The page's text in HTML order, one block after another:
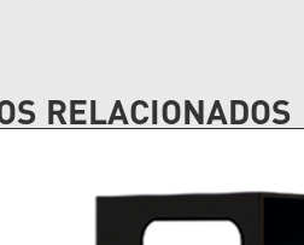
RELACIONADOS